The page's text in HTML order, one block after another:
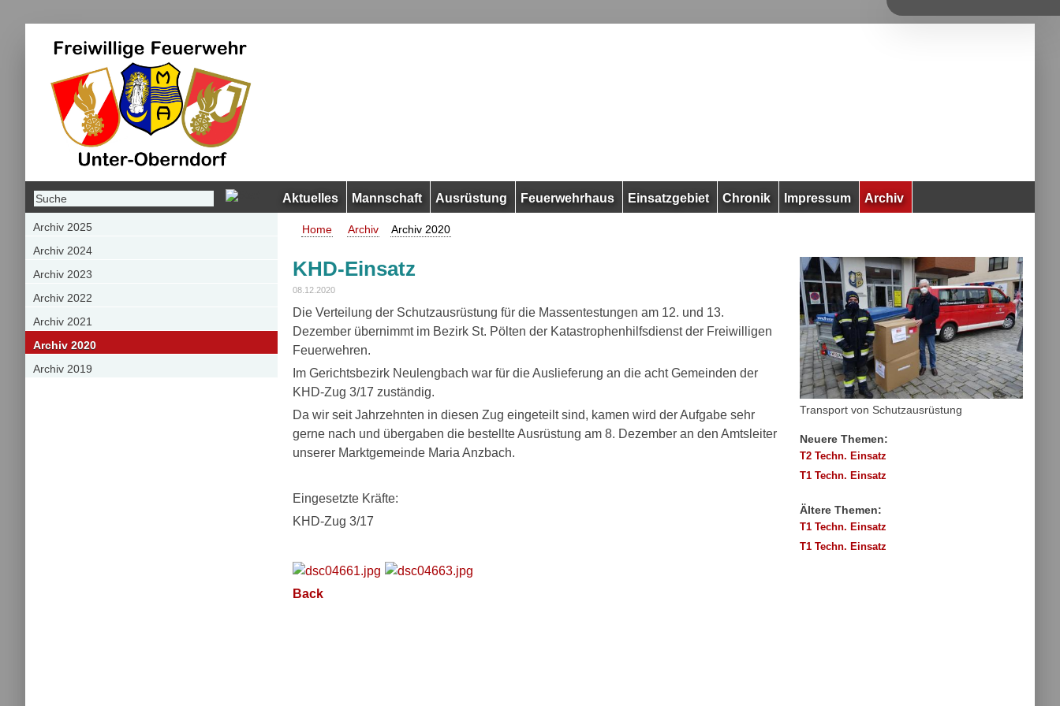
Aktuelles Mannschaft Ausrüstung Feuerwehrhaus Einsatzgebiet Chronik Impressum Archiv
Archiv 2025
Archiv 2024
Archiv 2023
Archiv 2022
Archiv 2021
Archiv 2020
Archiv 2019
Home Archiv Archiv 2020
KHD-Einsatz
08.12.2020
Die Verteilung der Schutzausrüstung für die Massentestungen am 12. und 13.
Dezember übernimmt im Bezirk St. Pölten der Katastrophenhilfsdienst der Freiwilligen
Feuerwehren.
Im Gerichtsbezirk Neulengbach war für die Auslieferung an die acht Gemeinden der
KHD-Zug 3/17 zuständig.
Da wir seit Jahrzehnten in diesen Zug eingeteilt sind, kamen wird der Aufgabe sehr
gerne nach und übergaben die bestellte Ausrüstung am 8. Dezember an den Amtsleiter
unserer Marktgemeinde Maria Anzbach.
Eingesetzte Kräfte:
KHD-Zug 3/17
Back
Transport von Schutzausrüstung
Neuere Themen:
T2 Techn. Einsatz
T1 Techn. Einsatz
Ältere Themen:
T1 Techn. Einsatz
T1 Techn. Einsatz